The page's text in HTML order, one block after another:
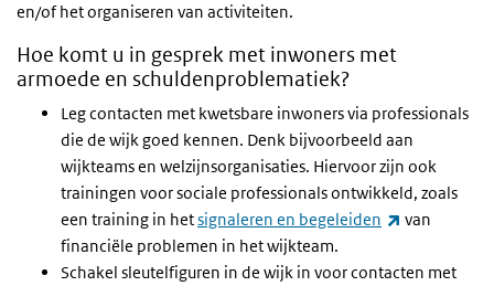
en/of het organiseren van activiteiten.
Hoe komt u in gesprek met inwoners met
armoede en schuldenproblematiek?
Leg contacten met kwetsbare inwoners via professionals
die de wijk goed kennen. Denk bijvoorbeeld aan
wijkteams en welzijnsorganisaties. Hiervoor zijn ook
trainingen voor sociale professionals ontwikkeld, zoals
een training in hetsignaleren en begeleiden (externe
van
financiële problemen in het wijkteam.
Schakel sleutelfiguren in de wijk in voor contacten met